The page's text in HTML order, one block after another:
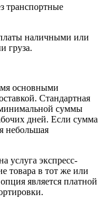
транспортные
наличными или
груза.
основными
Стандартная
суммы
дней. Если сумма
небольшая
услуга экспресс-
товара в тот же или
является платной